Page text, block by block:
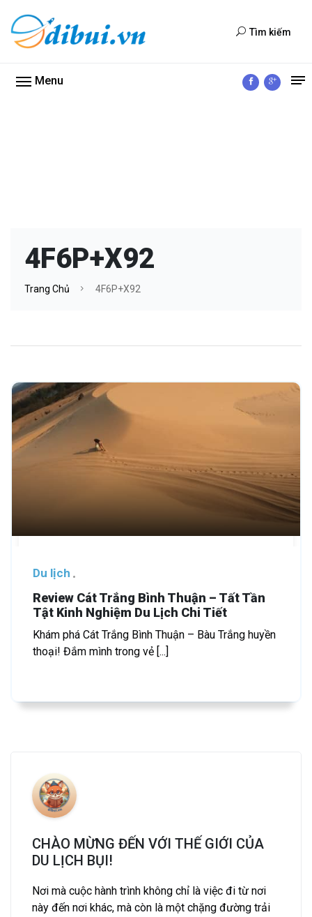
Tìm kiếm
Menu
4F6P+X92
Trang Chủ 4F6P+X92
Du lịch
Review Cát Trắng Bình Thuận – Tất Tần
Tật Kinh Nghiệm Du Lịch Chi Tiết
Khám phá Cát Trắng Bình Thuận – Bàu Trắng huyền
thoại! Đắm mình trong vẻ [...]
CHÀO MỪNG ĐẾN VỚI THẾ GIỚI CỦA
DU LỊCH BỤI!
Nơi mà cuộc hành trình không chỉ là việc đi từ nơi
này đến nơi khác, mà còn là một chặng đường trải